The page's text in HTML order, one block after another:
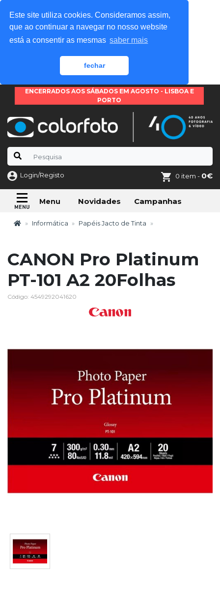
Este site utiliza cookies. Consideramos assim,
que ao continuar a navegar no nosso website
está a consentir as mesmas saber mais
fechar
ENCERRADOS AOS SÁBADOS EM AGOSTO - LISBOA E
PORTO
Login/Registo 0 item - 0€
Menu Novidades Campanhas
Informática Papéis Jacto de Tinta
CANON Pro Platinum
PT-101 A2 20Folhas
Código: 4549292041620